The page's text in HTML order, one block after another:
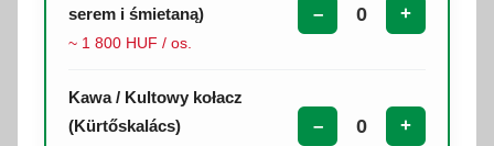
serem i śmietaną)
~ 1 800 HUF / os.
– +
Kawa / Kultowy kołacz
(Kürtőskalács)
– +